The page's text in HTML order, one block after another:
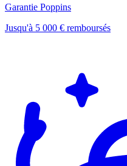
Garantie Poppins
Jusqu'à 5 000 € remboursés